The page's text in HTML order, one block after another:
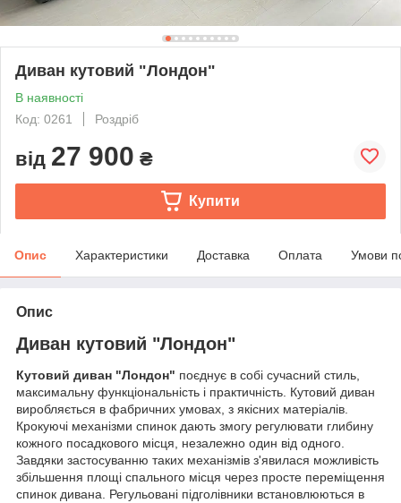
Диван кутовий "Лондон"
В наявності
Код: 0261
Роздріб
від 27 900 ₴
Купити
Опис Характеристики Доставка Оплата Умови
Опис
Диван кутовий "Лондон"
Кутовий диван "Лондон" поєднує в собі сучасний стиль,
максимальну функціональність і практичність. Кутовий диван
виробляється в фабричних умовах, з якісних матеріалів.
Крокуючі механізми спинок дають змогу регулювати глибину
кожного посадкового місця, незалежно один від одного.
Завдяки застосуванню таких механізмів з'явилася можливість
збільшення площі спального місця через просте переміщення
спинок дивана. Регульовані підголівники встановлюються в